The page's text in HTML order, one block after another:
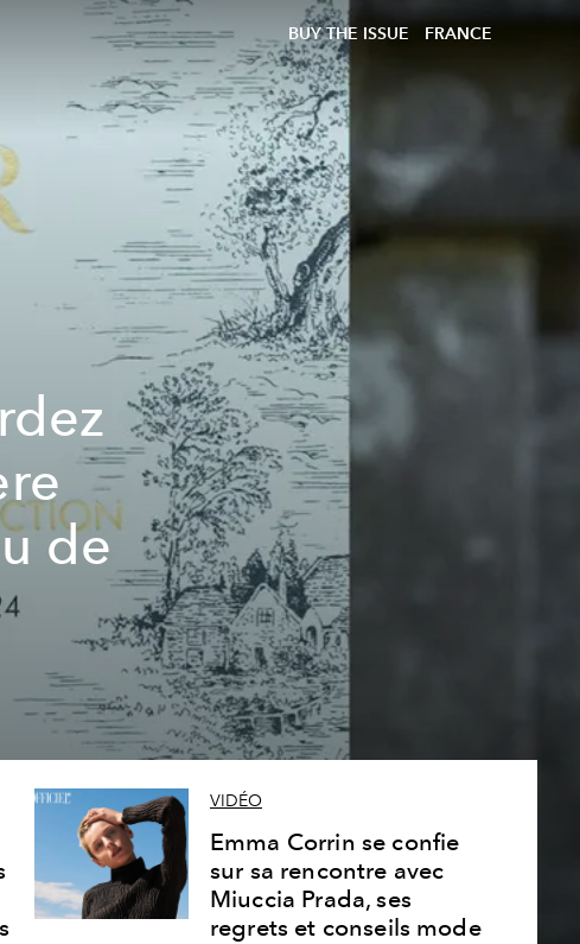
BUY THE ISSUE FRANCE
de
VIDÉO
Emma Corrin se confie
sur sa rencontre avec
Miuccia Prada, ses
regrets et conseils mode